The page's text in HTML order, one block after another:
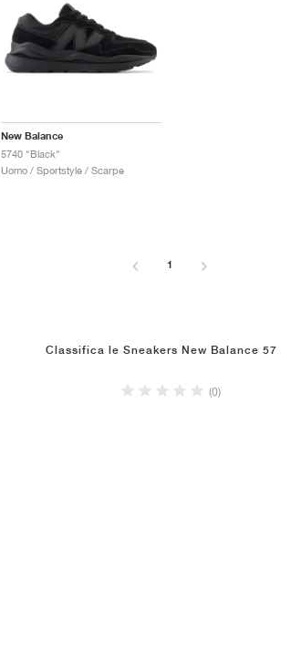
New Balance
5740 "Black"
Uomo / Sportstyle / Scarpe
1
Classifica le Sneakers New Balance 57
(0)